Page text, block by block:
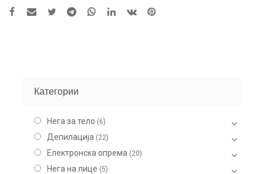
Категории
Нега за тело (6)
Депилација (22)
Електронска опрема (20)
Нега на лице (5)